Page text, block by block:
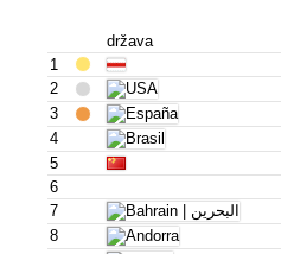
država
1
2
3
4
5
6
7
8